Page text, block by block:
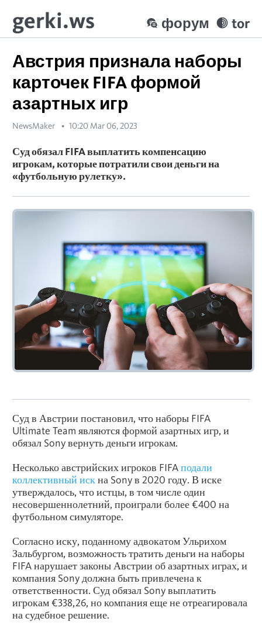
gerki.ws tor
форум
Австрия признала наборы
карточек FIFA формой
азартных игр
NewsMaker 10:20 Mar 06, 2023
Суд обязал FIFA выплатить компенсацию
игрокам, которые потратили свои деньги на
«футбольную рулетку».​
Суд в Австрии постановил, что наборы FIFA
Ultimate Team являются формой азартных игр, и
обязал Sony вернуть деньги игрокам.
Несколько австрийских игроков FIFAподали
коллективный искна Sony в 2020 году. В иске
утверждалось, что истцы, в том числе один
несовершеннолетний, проиграли более €400 на
футбольном симуляторе.
Согласно иску, поданному адвокатом Ульрихом
Зальбургом, возможность тратить деньги на наборы
FIFA нарушает законы Австрии об азартных играх, и
компания Sony должна быть привлечена к
ответственности. Суд обязал Sony выплатить
игрокам €338,26, но компания еще не отреагировала
на судебное решение.